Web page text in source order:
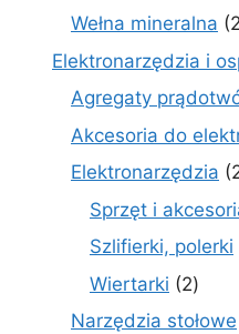
produkt
Wełna mineralna 2
Elektronarzędzia i
Agregaty
Akcesoria do
Elektronarzędzia
Sprzęt i
Szlifierki, polerki
Wiertarki 22
Narzędzia stołowe